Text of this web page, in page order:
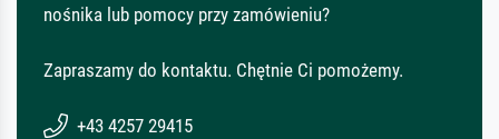
nośnika lub pomocy przy zamówieniu?
Zapraszamy do kontaktu. Chętnie Ci pomożemy.
+43 4257 29415